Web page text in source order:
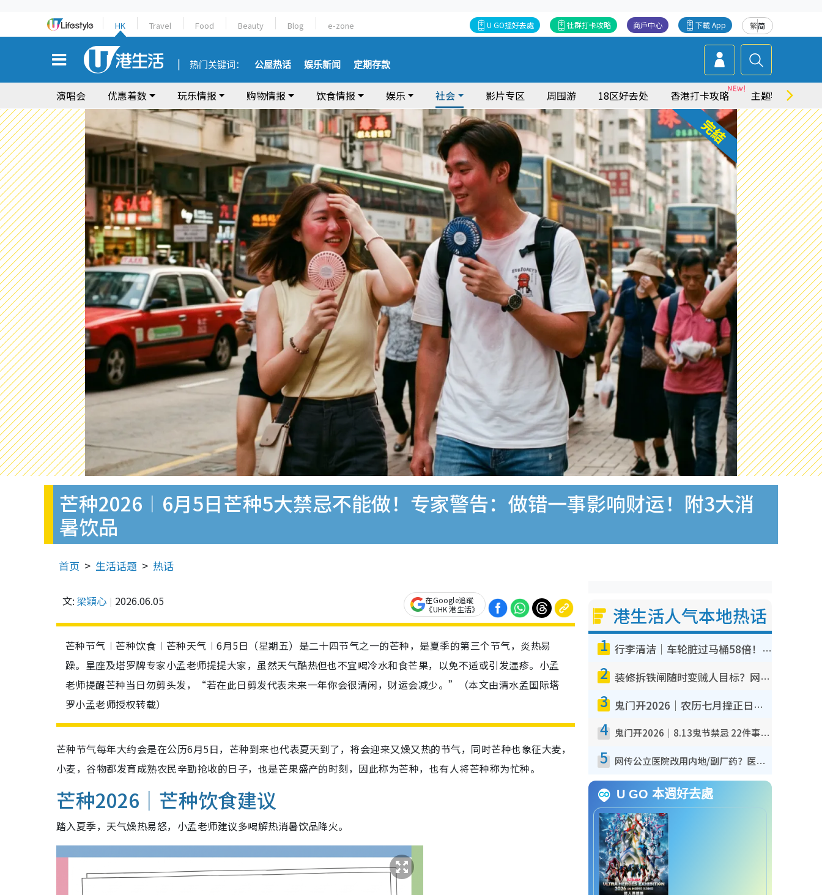
HK Travel Food Beauty Blog e-zone 繁简
下載 App
商戶中心
社群打卡攻略
U GO搵好去處
热门关键词： 公屋热话 娱乐新闻 定期存款
演唱会 优惠着数 玩乐情报 购物情报 饮食情报 娱乐 社会 影片专区 周围游 18区好去处 香港打卡攻略 主题特集
芒种2026︱6月5日芒种5大禁忌不能做！专家警告：做错一事影响财运！附3大消
暑饮品
首页 生活话题 热话
文: 梁穎心 2026.06.05
在Google追蹤
《UHK 港生活》
芒种节气︱芒种饮食︱芒种天气︱6月5日（星期五）是二十四节气之一的芒种，是夏季的第三个节气，炎热易
躁。星座及塔罗牌专家小孟老师提提大家，虽然天气酷热但也不宜喝冷水和食芒果，以免不适或引发湿疹。小孟
老师提醒芒种当日勿剪头发，“若在此日剪发代表未来一年你会很清闲，财运会减少。”（本文由清水孟国际塔
罗小孟老师授权转载）
芒种节气每年大约会是在公历6月5日，芒种到来也代表夏天到了，将会迎来又燥又热的节气，同时芒种也象征大麦，
小麦，谷物都发育成熟农民辛勤抢收的日子，也是芒果盛产的时刻，因此称为芒种，也有人将芒种称为忙种。
芒种2026｜芒种饮食建议
踏入夏季，天气燥热易怒，小孟老师建议多喝解热消暑饮品降火。
港生活人气本地热话
1 行李清洁｜车轮脏过马桶58倍！专家警告忌用酒精擦 教1招免脏手除菌
2 装修拆铁闸随时变贼人目标？网友揭2大关键用途：装新款等于白装？附新旧铁闸分别
3 鬼门开2026｜农历七月撞正日全食特别邪？专家警告切忌做一事！揭4大禁忌+2招保平安
4 鬼门开2026｜8.13鬼节禁忌 22件事不能做！烧肉、刺身要少食？半夜勿吹口哨/打给个电话
5 网传公立医院改用内地/副厂药？医生拆解正副厂分别，揭4类人换药随时出事
U GO 本週好去處